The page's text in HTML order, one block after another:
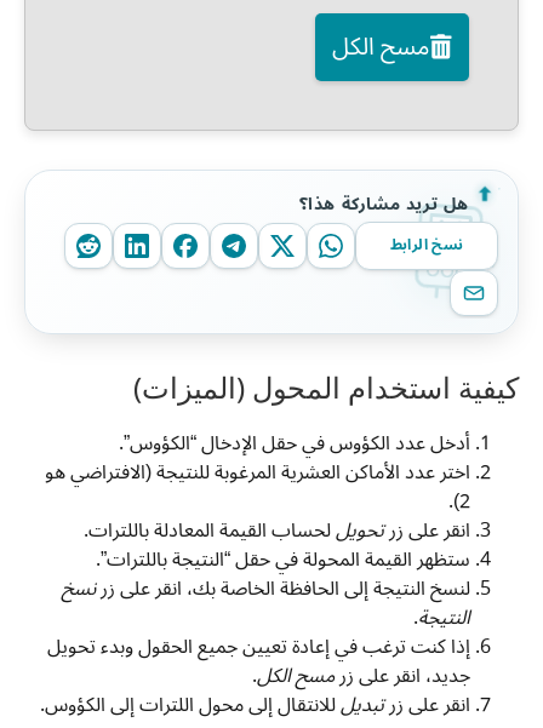
مسح الكل
هل تريد مشاركة هذا؟
نسخ الرابط
كيفية استخدام المحول (الميزات)
أدخل عدد الكؤوس في حقل الإدخال “الكؤوس”.
اختر عدد الأماكن العشرية المرغوبة للنتيجة (الافتراضي هو
2).
انقر على زرتحويللحساب القيمة المعادلة باللترات.
ستظهر القيمة المحولة في حقل “النتيجة باللترات”.
لنسخ النتيجة إلى الحافظة الخاصة بك، انقر على زرنسخ
النتيجة.
إذا كنت ترغب في إعادة تعيين جميع الحقول وبدء تحويل
جديد، انقر على زرمسح الكل.
انقر على زرتبديلللانتقال إلى محول اللترات إلى الكؤوس.